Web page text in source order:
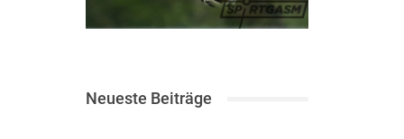
Neueste Beiträge